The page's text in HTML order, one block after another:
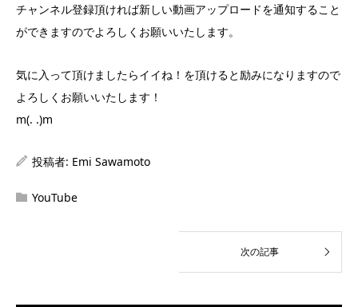
チャンネル登録頂ければ新しい動画アップロードを通知すること
ができますのでよろしくお願いいたします。
気に入って頂けましたらイイね！を頂けると励みになりますので
よろしくお願いいたします！
m(. .)m
投稿者: Emi Sawamoto
YouTube